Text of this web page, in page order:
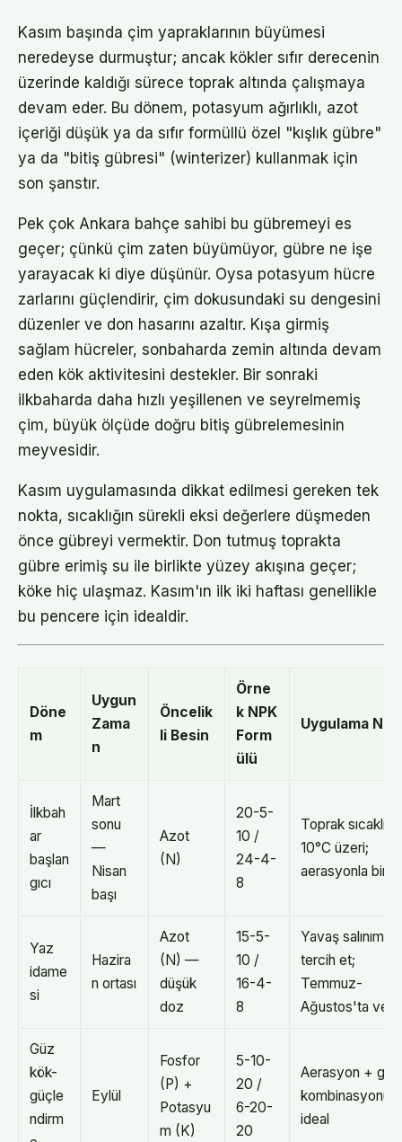
Kasım başında çim yapraklarının büyümesi
neredeyse durmuştur; ancak kökler sıfır derecenin
üzerinde kaldığı sürece toprak altında çalışmaya
devam eder. Bu dönem, potasyum ağırlıklı, azot
içeriği düşük ya da sıfır formüllü özel "kışlık gübre"
ya da "bitiş gübresi" (winterizer) kullanmak için
son şanstır.
Pek çok Ankara bahçe sahibi bu gübremeyi es
geçer; çünkü çim zaten büyümüyor, gübre ne işe
yarayacak ki diye düşünür. Oysa potasyum hücre
zarlarını güçlendirir, çim dokusundaki su dengesini
düzenler ve don hasarını azaltır. Kışa girmiş
sağlam hücreler, sonbaharda zemin altında devam
eden kök aktivitesini destekler. Bir sonraki
ilkbaharda daha hızlı yeşillenen ve seyrelmemiş
çim, büyük ölçüde doğru bitiş gübrelemesinin
meyvesidir.
Kasım uygulamasında dikkat edilmesi gereken tek
nokta, sıcaklığın sürekli eksi değerlere düşmeden
önce gübreyi vermektir. Don tutmuş toprakta
gübre erimiş su ile birlikte yüzey akışına geçer;
köke hiç ulaşmaz. Kasım'ın ilk iki haftası genellikle
bu pencere için idealdir.
Döne
m
Uygun
Zama
n
Öncelik
li Besin
Örne
k NPK
Form
ülü
Uygulama
İlkbah
ar
başlan
gıcı
Mart
sonu
—
Nisan
başı
Azot
(N)
20-5-
10 /
24-4-
8
Toprak sıcaklığı
10°C üzeri;
aerasyonla
Yaz
idame
si
Hazira
n ortası
Azot
(N) —
düşük
doz
15-5-
10 /
16-4-
8
Yavaş salınımlı
tercih et;
Temmuz-
Ağustos'ta
Güz
kök-
güçle
ndirm
Eylül
Fosfor
(P) +
Potasyu
m (K)
5-10-
20 /
6-20-
20
Aerasyon +
kombinasyonu
ideal